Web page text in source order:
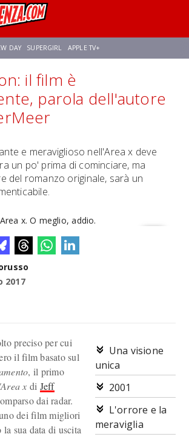
DAY SUPERGIRL APPLE TV+
ZENDAYA STAR TREK
il film è
parola dell'autore
e meraviglioso nell'Area x deve
un po' prima di cominciare, ma
del romanzo originale, sarà un
x. O meglio, addio.
2017
Una visione
unica
2001
L'orrore e la
meraviglia
preciso per cui
il film basato sul
, il primo
x di Jeff
dai radar.
dei film migliori
sua data di uscita